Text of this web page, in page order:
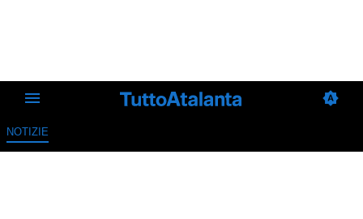
NOTIZIE